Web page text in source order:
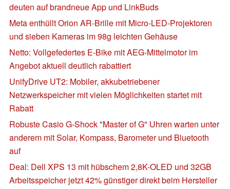
deuten auf brandneue App und LinkBuds
Meta enthüllt Orion AR-Brille mit Micro-LED-Projektoren
und sieben Kameras im 98g leichten Gehäuse
Netto: Vollgefedertes E-Bike mit AEG-Mittelmotor im
Angebot aktuell deutlich rabattiert
UnifyDrive UT2: Mobiler, akkubetriebener
Netzwerkspeicher mit vielen Möglichkeiten startet mit
Rabatt
Robuste Casio G-Shock "Master of G" Uhren warten unter
anderem mit Solar, Kompass, Barometer und Bluetooth
auf
Deal: Dell XPS 13 mit hübschem 2,8K-OLED und 32GB
Arbeitsspeicher jetzt 42% günstiger direkt beim Hersteller